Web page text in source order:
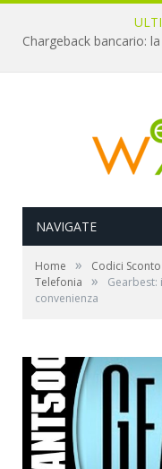
NAVIGATE
Home » Codici Sconto
Telefonia
»
Gearbest:
convenienza